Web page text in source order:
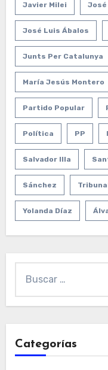
Javier Milei José
José Luis Ábalos
Junts Per Catalunya
María Jesús Montero
Partido Popular
Política PP
Salvador Illa
Sánchez
Yolanda Díaz
Categorías